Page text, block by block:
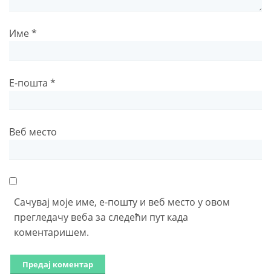
Име*
Е-пошта *
Веб место
Сачувај моје име, е-пошту и веб место у овом
прегледачу веба за следећи пут када
коментаришем.